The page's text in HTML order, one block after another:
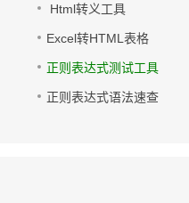
Html转义工具
Excel转HTML表格
正则表达式测试工具
正则表达式语法速查